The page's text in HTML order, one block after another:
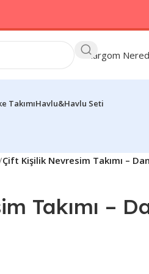
Kargom
TakımıHavlu&Havlu Seti
Çift Kişilik Nevresim Takımı –
Takımı –